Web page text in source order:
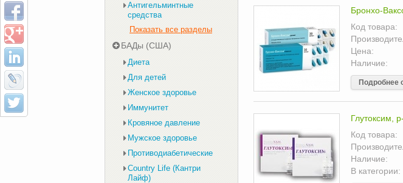
Бронхо-
Код товара:
Цена:
Наличие:
Подробнее
Глутоксим,
Код товара:
Наличие:
В категории:
Антигельминтные
средства
Показать все разделы
БАДы (США)
Диета
Для детей
Женское здоровье
Иммунитет
Кровяное давление
Мужское здоровье
Противодиабетические
Country Life (Кантри
Лайф)